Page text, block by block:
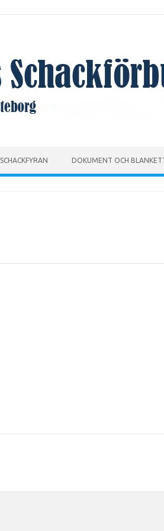
SCHACKFYRAN DOKUMENT OCH